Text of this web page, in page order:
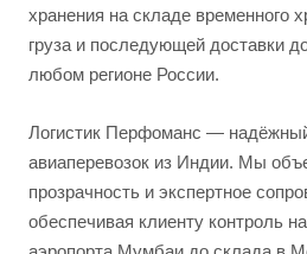
хранения на складе временного
груза и последующей доставки
любом регионе России.
Логистик Перфоманс —
авиаперевозок из Индии. Мы
прозрачность и экспертное
обеспечивая клиенту контроль